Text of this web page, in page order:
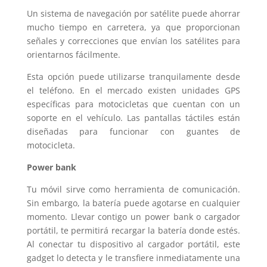
Un sistema de navegación por satélite puede ahorrar
mucho tiempo en carretera, ya que proporcionan
señales y correcciones que envían los satélites para
orientarnos fácilmente.
Esta opción puede utilizarse tranquilamente desde
el teléfono. En el mercado existen unidades GPS
específicas para motocicletas que cuentan con un
soporte en el vehículo. Las pantallas táctiles están
diseñadas para funcionar con guantes de
motocicleta.
Power bank
Tu móvil sirve como herramienta de comunicación.
Sin embargo, la batería puede agotarse en cualquier
momento. Llevar contigo un power bank o cargador
portátil, te permitirá recargar la batería donde estés.
Al conectar tu dispositivo al cargador portátil, este
gadget lo detecta y le transfiere inmediatamente una